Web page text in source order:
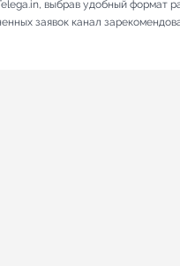
выбрав удобный формат
заявок канал